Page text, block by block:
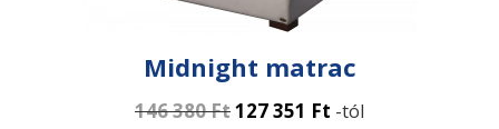
Midnight matrac
146 380Ft127 351 Ft -tól